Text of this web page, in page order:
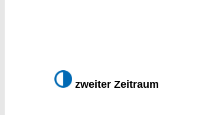
zweiter Zeitraum